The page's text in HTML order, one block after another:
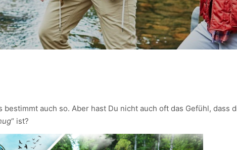
auch so. Aber hast Du nicht auch oft das Gefühl, dass
“ ist?